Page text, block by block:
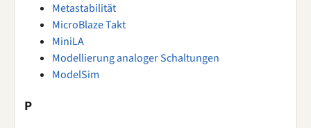
Metastabilität
MicroBlaze Takt
MiniLA
Modellierung analoger Schaltungen
ModelSim
P